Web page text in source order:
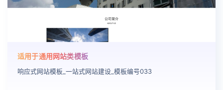
适用于通用网站类模板
响应式网站模板_一站式网站建设_模板编号033